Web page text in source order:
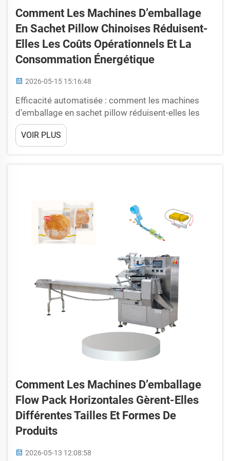
Comment Les Machines D’emballage
En Sachet Pillow Chinoises Réduisent-
Elles Les Coûts Opérationnels Et La
Consommation Énergétique
2026-05-15 15:16:48
Efficacité automatisée : comment les machines
d’emballage en sachet pillow réduisent-elles les
coûts liés à la main-d’œuvre et aux arrêts.
L’automatisation form-fill-seal (FFS) réduit la main-
d’œuvre manuelle de 60 à 75 %. Les machines
VOIR PLUS
Comment Les Machines D’emballage
Flow Pack Horizontales Gèrent-Elles
Différentes Tailles Et Formes De
Produits
2026-05-13 12:08:58